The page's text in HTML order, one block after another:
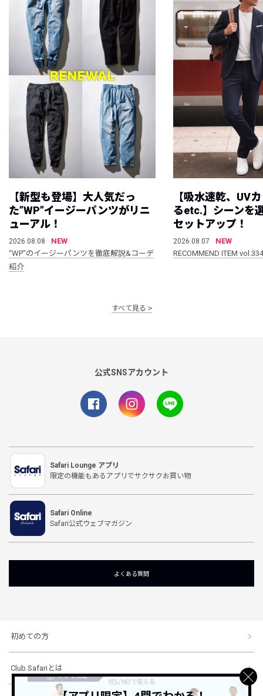
【新型も登場】大人気だっ
た”WP”イージーパンツがリニ
ューアル！
2026.08.08
NEW
“WP”のイージーパンツを徹底解説&コーデ
紹介
【吸水速乾、UV
るetc.】シーンを
セットアップ！
2026.08.07
NEW
RECOMMEND ITEM vol.334
すべて見る
公式SNSアカウント
Safari Lounge アプリ
限定の機能もあるアプリでサクサクお買い物
Safari Online
Safari公式ウェブマガジン
よくある質問
初めての方
Club Safariとは